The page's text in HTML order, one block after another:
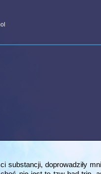
substancji, doprowadziły